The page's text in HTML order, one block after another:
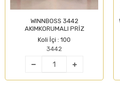
WINNBOSS 3442
AKIMKORUMALI PRİZ
Koli İçi : 100
3442